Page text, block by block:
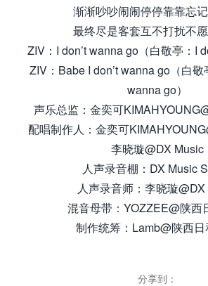
渐渐吵吵闹闹停停靠靠忘
最终尽是客套互不打扰不
ZIV：I don’t wanna go（白敬亭：I
ZIV：Babe I don’t wanna go（白敬
wanna go）
声乐总监：金奕可
配唱制作人：金奕可
李晓璇@DX Music
人声录音棚：DX Music
人声录音师：李晓璇
混音母带：YOZZEE@陕西
制作统筹：Lamb@陕西
分享到：